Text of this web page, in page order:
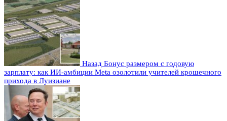
Назад Бонус размером с годовую
зарплату: как ИИ-амбиции Meta озолотили учителей крошечного
прихода в Луизиане